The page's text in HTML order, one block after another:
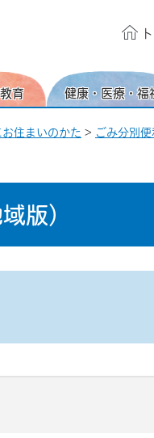
育 健康・医療・福
住まいのかた > ごみ分別
版）